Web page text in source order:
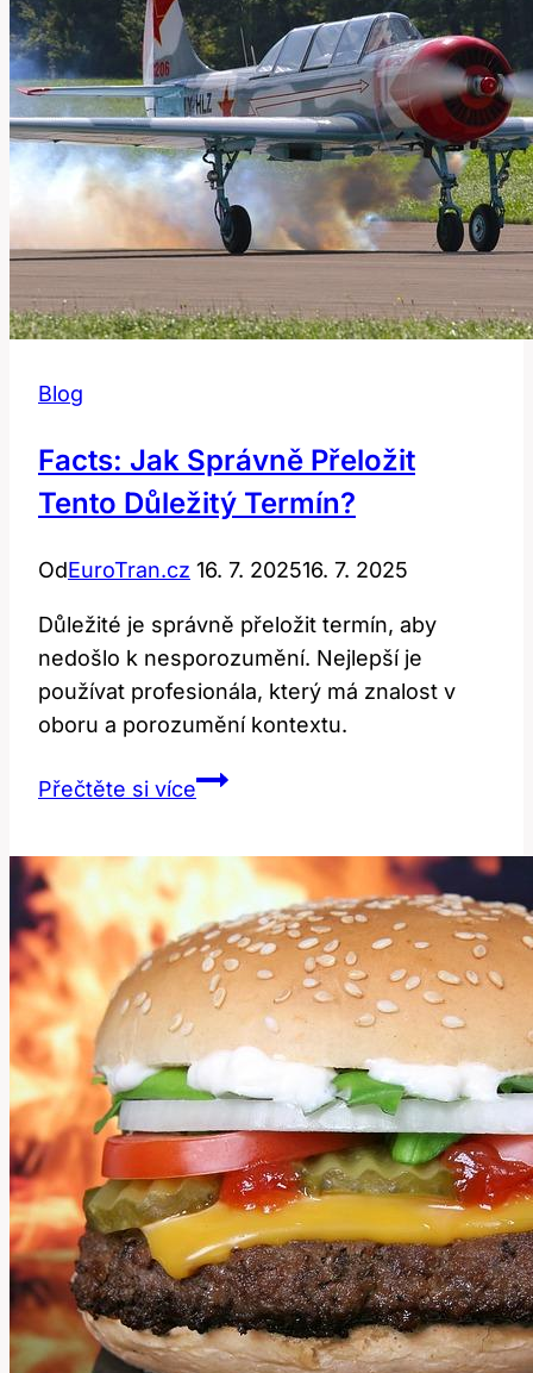
Blog
Facts: Jak Správně Přeložit
Tento Důležitý Termín?
OdEuroTran.cz 16. 7. 202516. 7. 2025
Důležité je správně přeložit termín, aby
nedošlo k nesporozumění. Nejlepší je
používat profesionála, který má znalost v
oboru a porozumění kontextu.
Přečtěte si víceFacts:
Přeložit
Tento
Důležitý
Termín?